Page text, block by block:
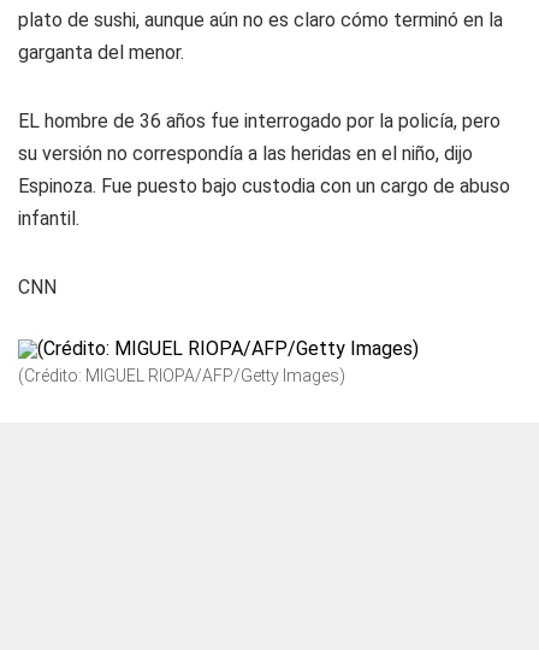
plato de sushi, aunque aún no es claro cómo terminó en la
garganta del menor.
EL hombre de 36 años fue interrogado por la policía, pero
su versión no correspondía a las heridas en el niño, dijo
Espinoza. Fue puesto bajo custodia con un cargo de abuso
infantil.
CNN
(Crédito: MIGUEL RIOPA/AFP/Getty Images)